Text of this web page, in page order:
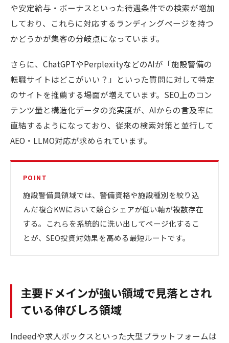
や安定給与・ボーナスといった待遇条件での検索が増加
しており、これらに対応するランディングページを持つ
かどうかが集客の分岐点になっています。
さらに、ChatGPTやPerplexityなどのAIが「施設警備の
転職サイトはどこがいい？」といった質問に対して特定
のサイトを推薦する場面が増えています。SEO上のコン
テンツ量と構造化データの充実度が、AIからの言及率に
直結するようになっており、従来の検索対策と並行して
AEO・LLMO対応が求められています。
POINT
施設警備員領域では、警備資格や施設種別を絞り込
んだ複合KWにおいて競合シェアが低い軸が複数存在
する。これらを系統的に洗い出してページ化するこ
とが、SEO投資対効果を高める最短ルートです。
主要ドメインが強い領域で見落とされ
ている伸びしろ領域
Indeedや求人ボックスといった大型プラットフォームは